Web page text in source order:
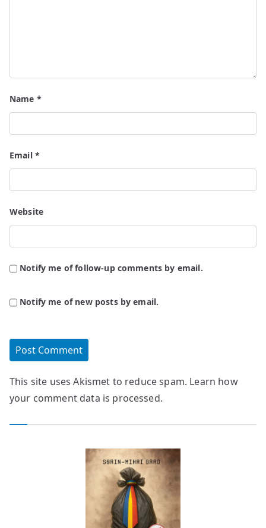
Name *
Email *
Website
Notify me of follow-up comments by email.
Notify me of new posts by email.
This site uses Akismet to reduce spam. Learn how
your comment data is processed.